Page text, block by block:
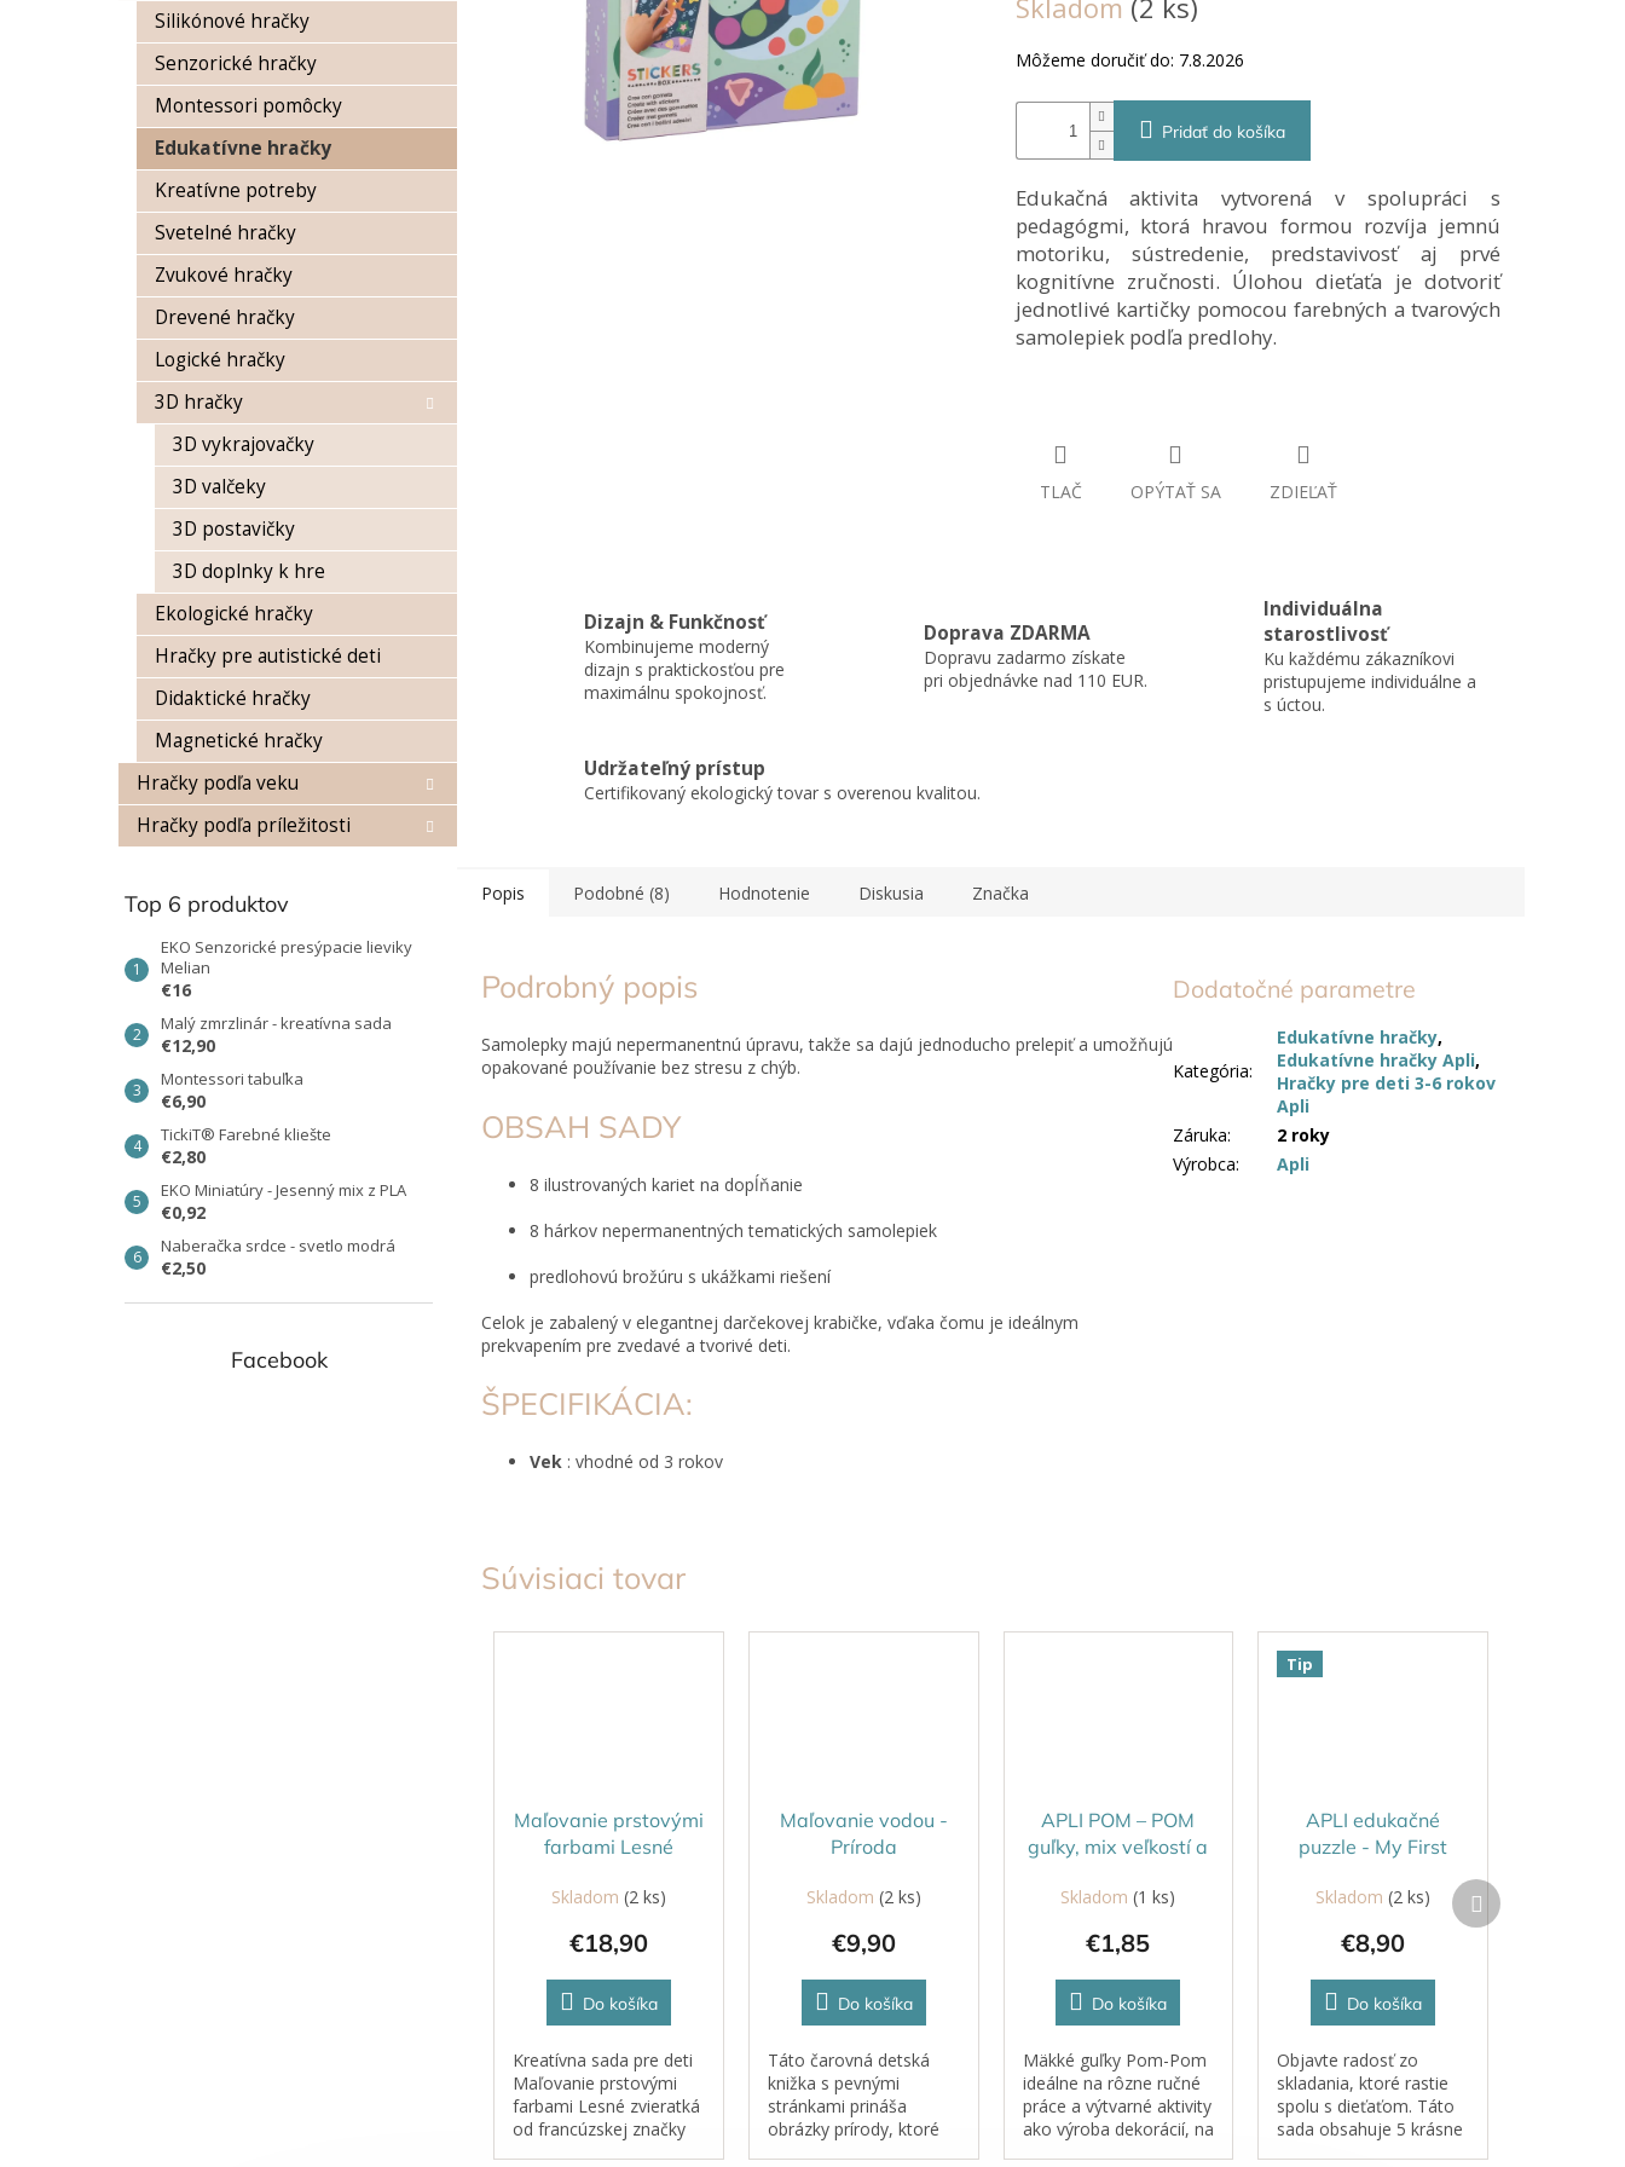
Silikónové hračky
Senzorické hračky
Montessori pomôcky
Edukatívne hračky
Kreatívne potreby
Svetelné hračky
Zvukové hračky
Drevené hračky
Logické hračky
3D hračky
3D vykrajovačky
3D valčeky
3D postavičky
3D doplnky k hre
Ekologické hračky
Hračky pre autistické deti
Didaktické hračky
Magnetické hračky
Hračky podľa veku
Hračky podľa príležitosti
Top 6 produktov
EKO Senzorické presýpacie lieviky
Melian
€16
Malý zmrzlinár - kreatívna sada
€12,90
Montessori tabuľka
€6,90
TickiT® Farebné kliešte
€2,80
EKO Miniatúry - Jesenný mix z PLA
€0,92
Naberačka srdce - svetlo modrá
€2,50
Facebook
5
cena:
Skladom (2 ks)
Môžeme doručiť do: 7.8.2026
Pridať do košíka
Edukačná aktivita vytvorená v spolupráci s
pedagógmi, ktorá hravou formou rozvíja jemnú
motoriku, sústredenie, predstavivosť aj prvé
kognitívne zručnosti. Úlohou dieťaťa je dotvoriť
jednotlivé kartičky pomocou farebných a tvarových
samolepiek podľa predlohy.
TLAČ OPÝTAŤ SA ZDIEĽAŤ
Dizajn & Funkčnosť
Kombinujeme moderný
dizajn s praktickosťou pre
maximálnu spokojnosť.
Doprava ZDARMA
Dopravu zadarmo získate
pri objednávke nad 110 EUR.
Individuálna
starostlivosť
Ku každému zákazníkovi
pristupujeme individuálne a
s úctou.
Udržateľný prístup
Certifikovaný ekologický tovar s overenou kvalitou.
Súvisiaci tovar
Maľovanie prstovými
farbami Lesné
Skladom (2 ks)
€18,90
Do košíka
Kreatívna sada pre deti
Maľovanie prstovými
farbami Lesné zvieratká
od francúzskej značky
Maľovanie vodou -
Príroda
Skladom (2 ks)
€9,90
Do košíka
Táto čarovná detská
knižka s pevnými
stránkami prináša
obrázky prírody, ktoré
APLI POM – POM
guľky, mix veľkostí a
Skladom(1 ks)
€1,85
Do košíka
Mäkké guľky Pom-Pom
ideálne na rôzne ručné
práce a výtvarné aktivity
ako výroba dekorácií, na
Tip
APLI edukačné
puzzle - My First
Skladom(2 ks)
€8,90
Do košíka
Objavte radosť zo
skladania, ktoré rastie
spolu s dieťaťom. Táto
sada obsahuje 5 krásne
Ďalší
produkt
Popis Podobné (8) Hodnotenie Diskusia Značka
Podrobný popis
Samolepky majú nepermanentnú úpravu, takže sa dajú jednoducho prelepiť a umožňujú
opakované používanie bez stresu z chýb.
OBSAH SADY
8 ilustrovaných kariet na dopĺňanie
8 hárkov nepermanentných tematických samolepiek
predlohovú brožúru s ukážkami riešení
Celok je zabalený v elegantnej darčekovej krabičke, vďaka čomu je ideálnym
prekvapením pre zvedavé a tvorivé deti.
ŠPECIFIKÁCIA:
Vek : vhodné od 3 rokov
Dodatočné parametre
Kategória:
Edukatívne hračky,
Edukatívne hračky Apli,
Hračky pre deti 3-6 rokov
Apli
Záruka:
2 roky
Výrobca: Apli